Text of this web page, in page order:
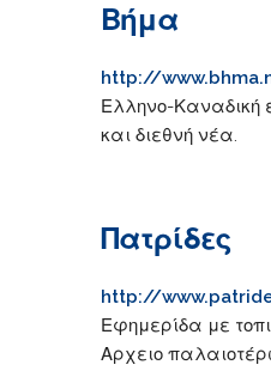
Βήμα
http://
Ελληνο-Καναδική
και διεθνή νέα.
Πατρίδες
http://
Εφημερίδα με
Αρχειο